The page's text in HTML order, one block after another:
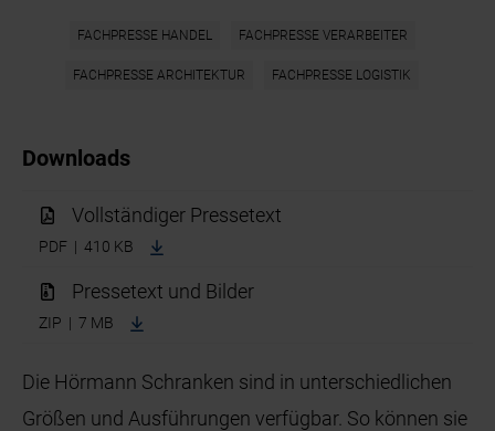
FACHPRESSE HANDEL FACHPRESSE VERARBEITER
FACHPRESSE ARCHITEKTUR FACHPRESSE LOGISTIK
Downloads
Vollständiger Pressetext
PDF | 410 KB
Pressetext und Bilder
ZIP | 7 MB
Die Hörmann Schranken sind in unterschiedlichen
Größen und Ausführungen verfügbar. So können sie